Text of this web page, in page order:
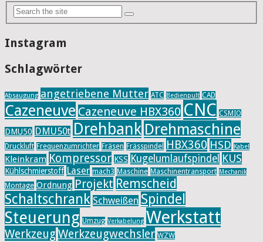
Instagram
Schlagwörter
Absaugung angetriebene Mutter ATC Bedienpult CAD
Cazeneuve Cazeneuve HBX360 CNC CSMIO
DMU50 DMU50t Drehbank Drehmaschine
Druckluft Frequenzumrichter Fräsen Frässpindel HBX360 HSD Kabel
Kleinkram Kompressor KSS Kugelumlaufspindel KUS
Kühlschmierstoff Laser mach3 Maschine Maschinentransport Mechanik
Montage Ordnung Projekt Remscheid
Schaltschrank Schweißen Spindel
Steuerung Umzug Verkabelung Werkstatt
Werkzeug Werkzeugwechsler WZW